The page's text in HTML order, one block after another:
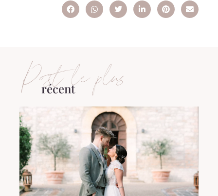
Post le plus
récent